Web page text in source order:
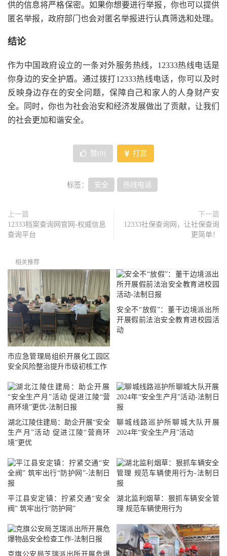
供的信息将严格保密。如果你想要进行举报，你也可以提供
匿名举报，政府部门也会对匿名举报进行认真筛选和处理。
结论
作为中国政府设立的一条对外服务热线，12333热线电话是
你身边的安全护盾。通过拨打12333热线电话，你可以及时
反映身边存在的安全问题，保障自己和家人的人身财产安
全。同时，你也为社会治安和经济发展做出了贡献，让我们
的社会更加和谐安全。
赞( 0 ) 打赏
标签： 安全 热线电话
上一篇
12333档案查询网官网-权威信息
查询平台
下一篇
12333社保查询网，让社保查询
更简单！
相关推荐
市应急管理局组织开展化工园区
安全风险整治提升市级初核工作
安全不“放假”：董干边境派出所
开展假前法治安全教育进校园活
动
湖北江陵住建局：助企开展“安全
生产月”活动 促进江陵“营商环
境”更优
聊城线路巡护所聊城大队开展
2024年“安全生产月”活动
平江县安定镇：拧紧交通“安全
阀” 筑牢出行“防护网”
湖北监利烟草：狠抓车辆安全管
理 规范车辆使用行为
克旗公安局芝瑞派出所开展危爆